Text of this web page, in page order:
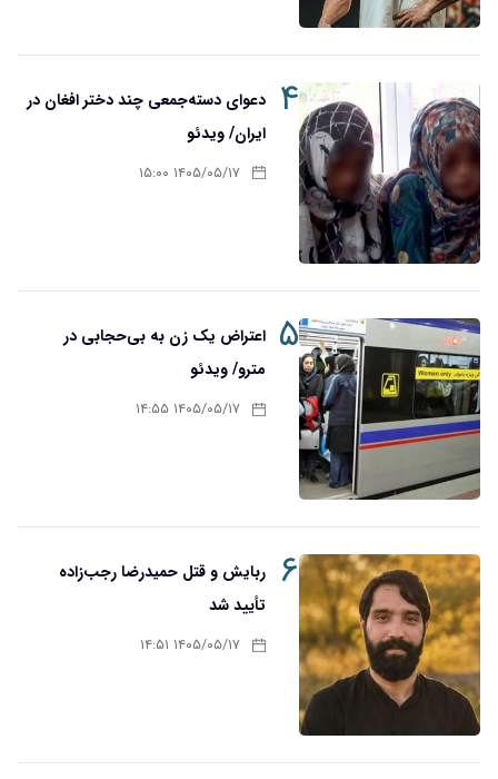
۴
دعوای دسته‌جمعی چند دختر افغان در
ایران/ ویدئو
۱۴۰۵/۰۵/۱۷ ۱۵:۰۰
۵ اعتراض یک زن به بی‌حجابی در
مترو/ ویدئو
۱۴۰۵/۰۵/۱۷ ۱۴:۵۵
۶
ربایش و قتل حمیدرضا رجب‌زاده
تأیید شد
۱۴۰۵/۰۵/۱۷ ۱۴:۵۱